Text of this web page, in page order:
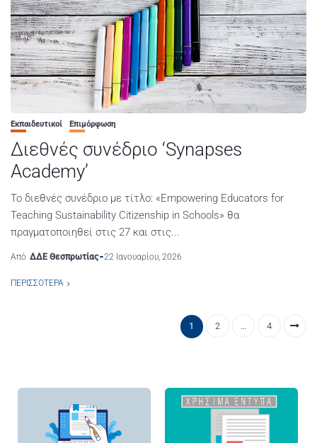
Εκπαιδευτικοί Επιμόρφωση
Διεθνές συνέδριο ‘Synapses
Academy’
Το διεθνές συνέδριο με τίτλο: «Empowering Educators for
Teaching Sustainability Citizenship in Schools» θα
πραγματοποιηθεί στις 27 και στις...
Από ΔΔΕ Θεσπρωτίας 22 Ιανουαρίου, 2026
ΠΕΡΙΣΣΌΤΕΡΑ
1 2 … 4